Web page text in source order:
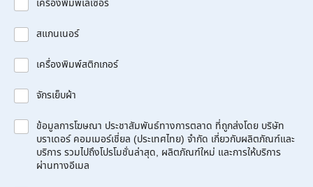
เครื่องพิมพ์เลเซอร์
สแกนเนอร์
เครื่องพิมพ์สติกเกอร์
จักรเย็บผ้า
ข้อมูลการโฆษณา ประชาสัมพันธ์ทางการตลาด ที่ถูกส่งโดย บริษัท
บราเดอร์ คอมเมอร์เชี่ยล (ประเทศไทย) จำกัด เกี่ยวกับผลิตภัณฑ์และ
บริการ รวมไปถึงโปรโมชั่นล่าสุด, ผลิตภัณฑ์ใหม่ และการให้บริการ
ผ่านทางอีเมล